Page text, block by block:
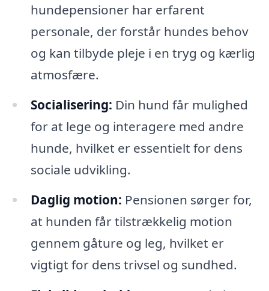
hundepensioner har erfarent
personale, der forstår hundes behov
og kan tilbyde pleje i en tryg og kærlig
atmosfære.
Socialisering: Din hund får mulighed
for at lege og interagere med andre
hunde, hvilket er essentielt for dens
sociale udvikling.
Daglig motion: Pensionen sørger for,
at hunden får tilstrækkelig motion
gennem gåture og leg, hvilket er
vigtigt for dens trivsel og sundhed.